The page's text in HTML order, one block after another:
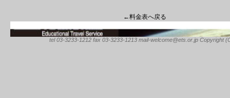
←料金表へ戻る
tel 03-3233-1212 fax 03-3233-1213 mail-welcome@ets.or.jp Copyright